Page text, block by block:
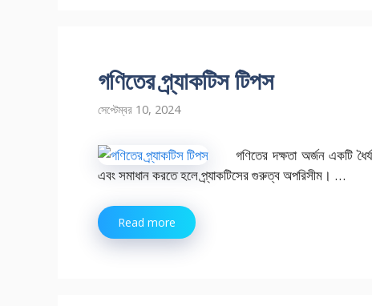
গণিতের প্র্যাকটিস টিপস
সেপ্টেম্বর 10, 2024
গণিতের দক্ষতা অর্জন একটি
এবং সমাধান করতে হলে প্র্যাকটিসের গুরুত্ব অপরিসীম। …
Read more